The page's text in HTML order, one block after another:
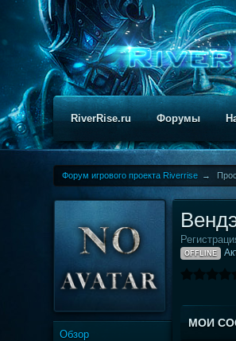
RiverRise.ru Форумы
Форум игрового проекта Riverrise →
Обзор
OFFLINE
МОИ